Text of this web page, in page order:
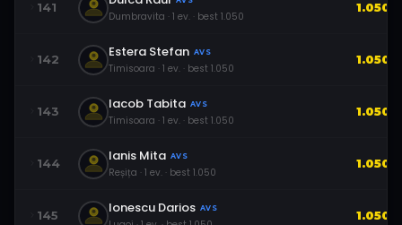
141
Dumbravita · 1 ev. · best 1.050
1.050
142 Estera Stefan AVS
Timisoara · 1 ev. · best 1.050
1.050
143 Iacob Tabita AVS
Timisoara · 1 ev. · best 1.050
1.050
144 Ianis Mita AVS
Reșița · 1 ev. · best 1.050
1.050
145 Ionescu Darios AVS 1.050